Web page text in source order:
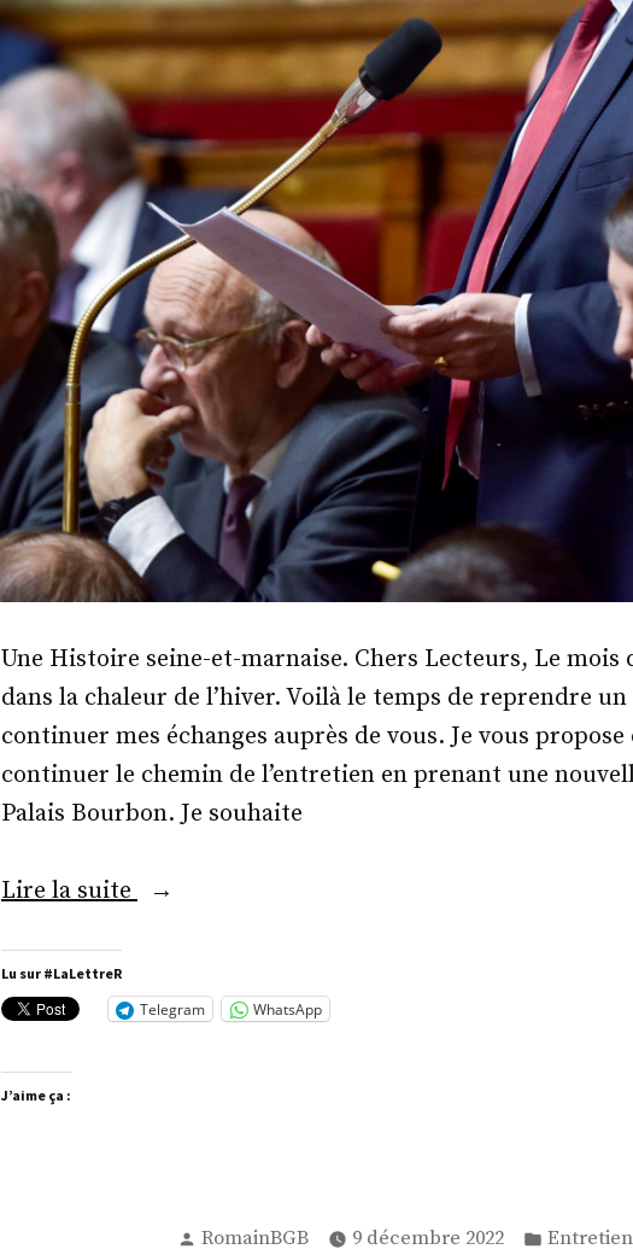
Une Histoire seine-et-marnaise. Chers Lecteurs, Le mois
dans la chaleur de l’hiver. Voilà le temps de reprendre
continuer mes échanges auprès de vous. Je vous
continuer le chemin de l’entretien en prenant une
Palais Bourbon. Je souhaite
Lire la suite « M.
Thiériot »
Lu sur #LaLettreR
Telegram WhatsApp
J’aime ça :
Publié
RomainBGB 9 décembre 2022
Publié